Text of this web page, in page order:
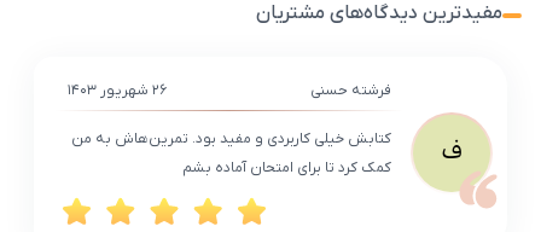
مفیدترین دیدگاه‌های مشتریان
ف
فرشته حسنی ۲۶ شهریور ۱۴۰۳
کتابش خیلی کاربردی و مفید بود. تمرین‌هاش به من
کمک کرد تا برای امتحان آماده بشم